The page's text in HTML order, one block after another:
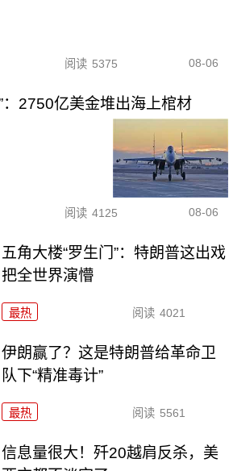
阅读 5375 08-06
：2750亿美金堆出海上棺材
阅读 4125 08-06
五角大楼“罗生门”：特朗普这出戏
把全世界演懵
最热 阅读 4021
伊朗赢了？这是特朗普给革命卫
队下“精准毒计”
最热 阅读 5561
信息量很大！歼20越肩反杀，美